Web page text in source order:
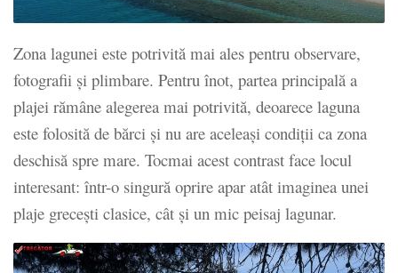
Zona lagunei este potrivită mai ales pentru observare,
fotografii și plimbare. Pentru înot, partea principală a
plajei rămâne alegerea mai potrivită, deoarece laguna
este folosită de bărci și nu are aceleași condiții ca zona
deschisă spre mare. Tocmai acest contrast face locul
interesant: într-o singură oprire apar atât imaginea unei
plaje grecești clasice, cât și un mic peisaj lagunar.